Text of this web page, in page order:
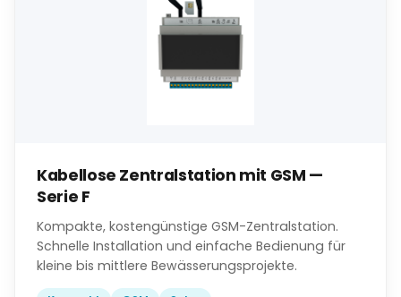
Kabellose Zentralstation mit GSM —
Serie F
Kompakte, kostengünstige GSM-Zentralstation.
Schnelle Installation und einfache Bedienung für
kleine bis mittlere Bewässerungsprojekte.